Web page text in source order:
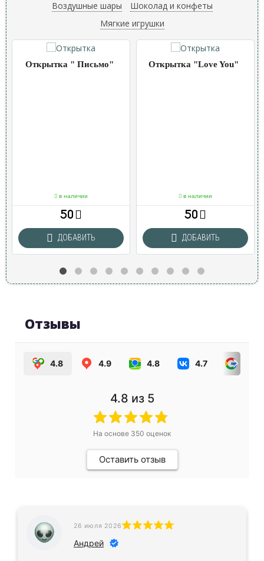
Воздушные шары
Шоколад и конфеты
Мягкие игрушки
Открытка " Письмо"
в наличии
50
ДОБАВИТЬ
Открытка "Love You"
в наличии
50
ДОБАВИТЬ
Отзывы
4.8 4.9 4.8 4.7
4.8 из 5
На основе 350 оценок
Оставить отзыв
26 июля 2026
Андрей